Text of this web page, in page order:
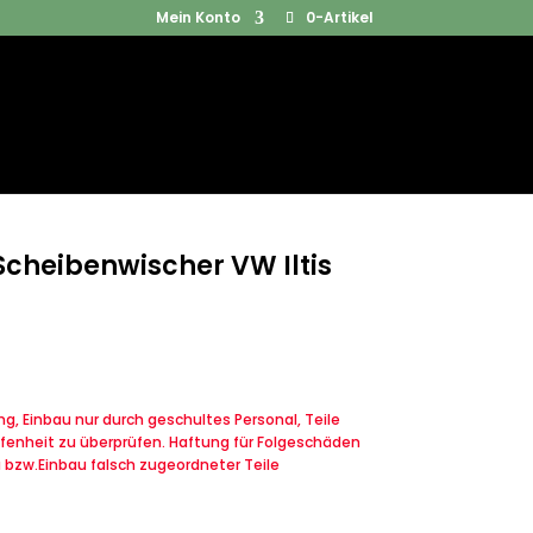
Mein Konto 0-Artikel
Products
VW Iltis
Einbau nur durch geschultes Personal, Teile
zu überprüfen. Haftung für Folgeschäden
falsch zugeordneter Teile